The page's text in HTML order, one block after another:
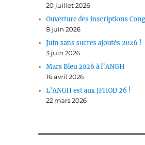
20 juillet 2026
Ouverture des inscriptions
8 juin 2026
Juin sans sucres ajoutés 2026 !
3 juin 2026
Mars Bleu 2026 à l’ANGH
16 avril 2026
L’ANGH est aux JFHOD 26 !
22 mars 2026